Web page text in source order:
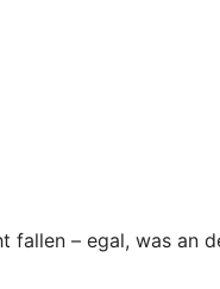
fallen – egal, was an